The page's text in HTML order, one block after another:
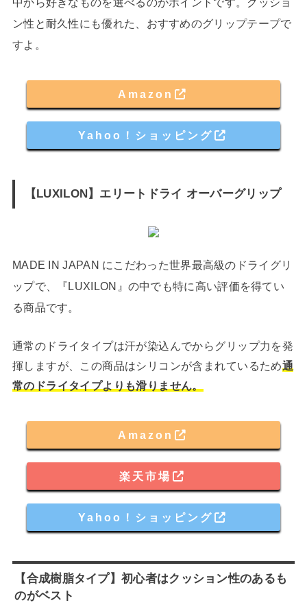
ン性と耐久性にも優れた、おすすめのグリップテープで
すよ。
Amazon
Yahoo！ショッピング
【LUXILON】エリートドライ オーバーグリップ
MADE IN JAPAN にこだわった世界最高級のドライグリ
ップで、『LUXILON』の中でも特に高い評価を得てい
る商品です。
通常のドライタイプは汗が染込んでからグリップ力を発
揮しますが、この商品はシリコンが含まれているため通
常のドライタイプよりも滑りません。
Amazon
楽天市場
Yahoo！ショッピング
【合成樹脂タイプ】初心者はクッション性のあるも
のがベスト